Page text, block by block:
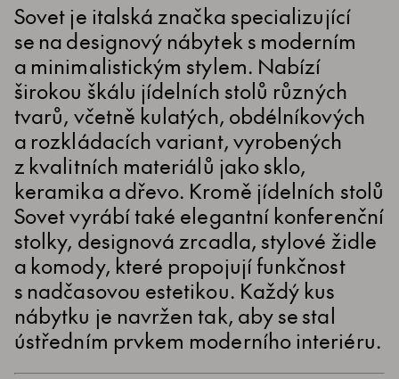
Sovet je italská značka specializující
se na designový nábytek s moderním
a minimalistickým stylem. Nabízí
širokou škálu jídelních stolů různých
tvarů, včetně kulatých, obdélníkových
a rozkládacích variant, vyrobených
z kvalitních materiálů jako sklo,
keramika a dřevo. Kromě jídelních stolů
Sovet vyrábí také elegantní konferenční
stolky, designová zrcadla, stylové židle
a komody, které propojují funkčnost
s nadčasovou estetikou. Každý kus
nábytku je navržen tak, aby se stal
ústředním prvkem moderního interiéru.